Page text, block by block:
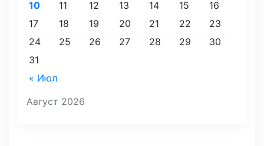
Август 2026
« Июл
10
11 12 13 14 15
16
17
18 19 20 21 22
23
24
25 26 27 28 29
30
31